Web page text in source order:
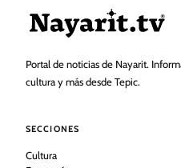
Portal de noticias de Nayarit.
cultura y más desde Tepic.
SECCIONES
Cultura